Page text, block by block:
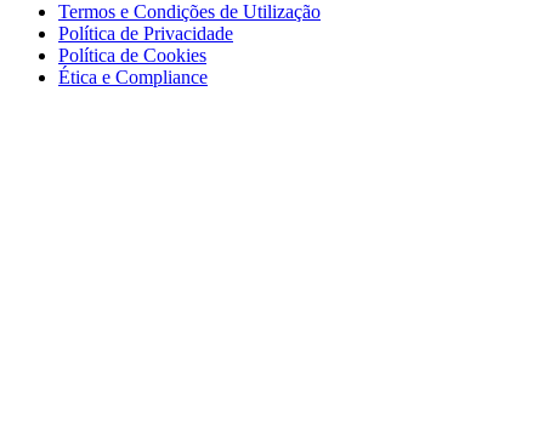
Termos e Condições de Utilização
Política de Privacidade
Política de Cookies
Ética e Compliance